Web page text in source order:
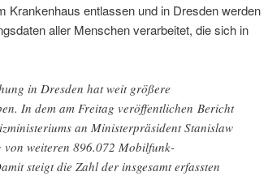
Krankenhaus entlassen und in Dresden werden
aller Menschen verarbeitet, die sich in
in Dresden hat weit größere
In dem am Freitag veröffentlichen Bericht
an Ministerpräsident Stanislaw
weiteren 896.072 Mobilfunk-
steigt die Zahl der insgesamt erfassten